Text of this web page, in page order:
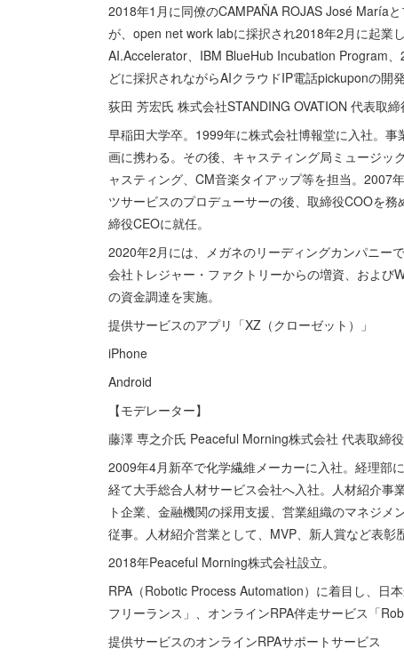
2018年1月に同僚のCAMPAÑA ROJAS José María
が、open net work labに採択され2018年2月に起業
AI.Accelerator、IBM BlueHub Incubation Program
どに採択されながらAIクラウドIP電話pickuponの開
荻田 芳宏氏 株式会社STANDING OVATION 代表取
早稲田大学卒。1999年に株式会社博報堂に入社。
画に携わる。その後、キャスティング局ミュージッ
ャスティング、CM音楽タイアップ等を担当。2007
ツサービスのプロデューサーの後、取締役COOを
締役CEOに就任。
2020年2月には、メガネのリーディングカンパニー
会社トレジャー・ファクトリーからの増資、およ
の資金調達を実施。
提供サービスのアプリ「XZ（クローゼット）」
iPhone
Android
【モデレーター】
藤澤 専之介氏 Peaceful Morning株式会社 代表取締役
2009年4月新卒で化学繊維メーカーに入社。経理部
経て大手総合人材サービス会社へ入社。人材紹介事
ト企業、金融機関の採用支援、営業組織のマネジ
従事。人材紹介営業として、MVP、新人賞など表彰
2018年Peaceful Morning株式会社設立。
RPA（Robotic Process Automation）に着目し、日
フリーランス」、オンラインRPA伴走サービス「
提供サービスのオンラインRPAサポートサービス